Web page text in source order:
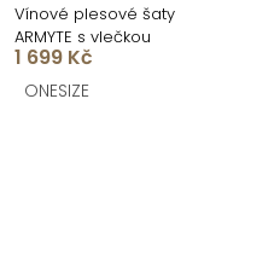
Vínové plesové šaty
ARMYTE s vlečkou
1 699 Kč
ONESIZE